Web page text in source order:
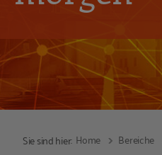
Sie sind hier: Home Bereiche